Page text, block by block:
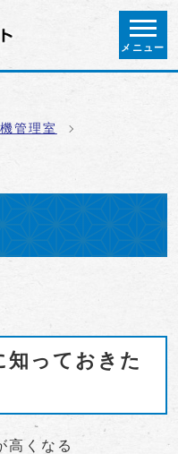
メニュー
管理室
知っておきた
高くなる